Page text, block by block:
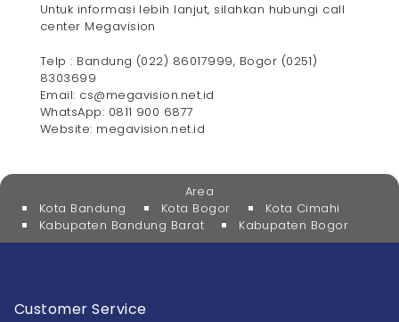
Untuk informasi lebih lanjut, silahkan hubungi call
center Megavision
Telp : Bandung (022) 86017999, Bogor (0251)
8303699
Email: cs@megavision.net.id
WhatsApp: 0811 900 6877
Website: megavision.net.id
Area
Kota Bandung
Kota Bogor
Kota Cimahi
Kabupaten Bandung Barat
Kabupaten Bogor
Customer Service